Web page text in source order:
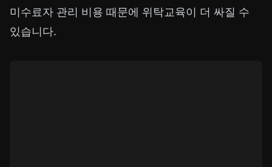
미수료자 관리 비용 때문에 위탁교육이 더 싸질 수
있습니다.